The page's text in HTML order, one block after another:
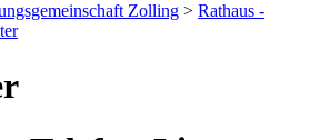
Zolling > Rathaus -